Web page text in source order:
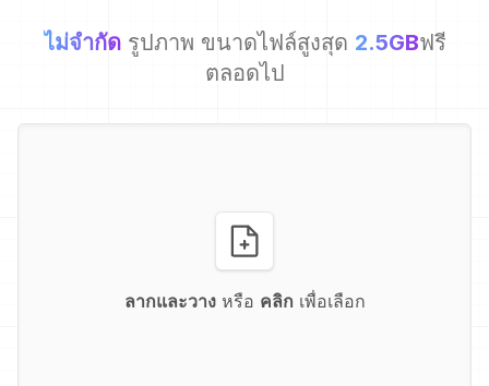
ไม่จำกัด รูปภาพ ขนาดไฟล์สูงสุด 2.5GBฟรี
ตลอดไป
ลากและวางหรือ คลิก เพื่อเลือก